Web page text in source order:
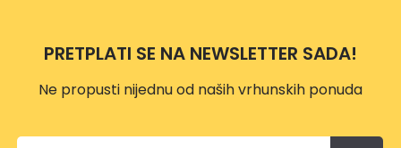
PRETPLATI SE NA NEWSLETTER SADA!
Ne propusti nijednu od naših vrhunskih ponuda